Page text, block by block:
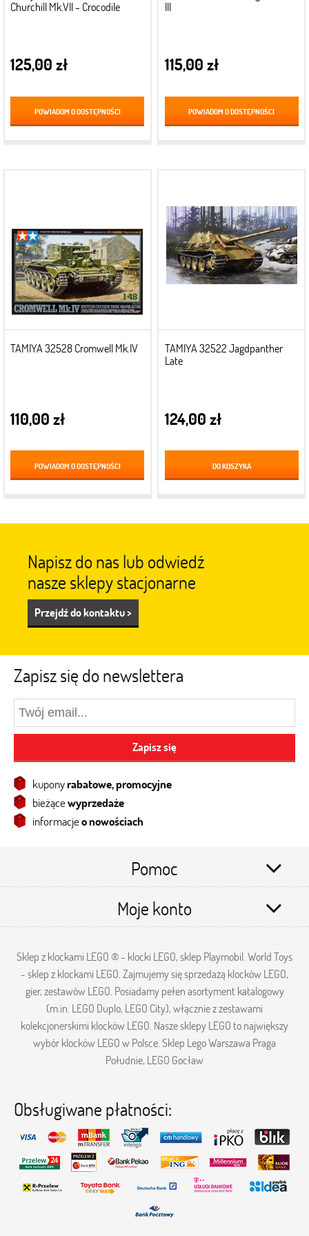
Churchill Mk.VII - Crocodile
125,00 zł
POWIADOM O DOSTĘPNOŚCI
III
115,00 zł
POWIADOM O DOSTĘPNOŚCI
TAMIYA 32528 Cromwell Mk.IV
110,00 zł
POWIADOM O DOSTĘPNOŚCI
TAMIYA 32522 Jagdpanther
Late
124,00 zł
DO KOSZYKA
Napisz do nas lub odwiedź
nasze sklepy stacjonarne
Przejdź do kontaktu >
Zapisz się do newslettera
Zapisz się
kuponyrabatowe, promocyjne
bieżącewyprzedaże
informacjeo nowościach
Pomoc
Moje konto
Sklep z klockami LEGO ® - klocki LEGO, sklep Playmobil. World Toys
- sklep z klockami LEGO. Zajmujemy się sprzedażą klocków LEGO,
gier, zestawów LEGO. Posiadamy pełen asortyment katalogowy
(m.in. LEGO Duplo, LEGO City), włącznie z zestawami
kolekcjonerskimi klocków LEGO. Nasze sklepy LEGO to największy
wybór klocków LEGO w Polsce. Sklep Lego Warszawa Praga
Południe, LEGO Gocław
Obsługiwane płatności: